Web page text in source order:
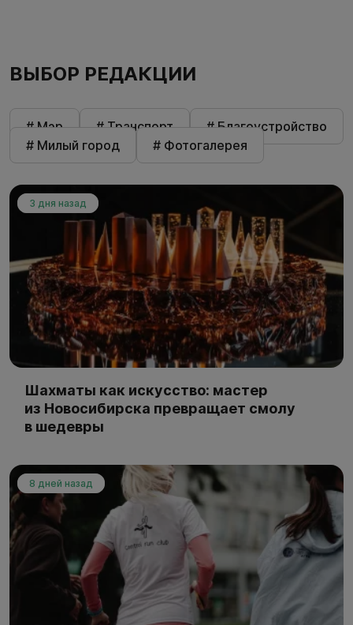
ВЫБОР РЕДАКЦИИ
# Мэр # Транспорт
# Благоустройство
# Милый город
# Фотогалерея
3 дня назад
Шахматы как искусство: мастер
из Новосибирска превращает смолу
в шедевры
8 дней назад